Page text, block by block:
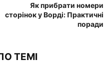
Як прибрати номери
сторінок у Ворді: Практичні
поради
ТЕМІ